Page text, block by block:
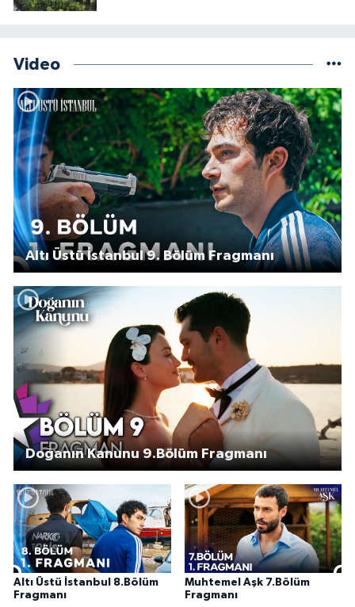
Video
Altı Üstü İstanbul 9. Bölüm Fragmanı
Doğanın Kanunu 9.Bölüm Fragmanı
Altı Üstü İstanbul 8.Bölüm
Fragmanı
Muhtemel Aşk 7.Bölüm
Fragmanı